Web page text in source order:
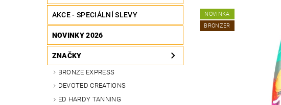
AKCE - SPECIÁLNÍ SLEVY
NOVINKY 2026
ZNAČKY
BRONZE EXPRESS
DEVOTED CREATIONS
ED HARDY TANNING
NOVINKA
BRONZER